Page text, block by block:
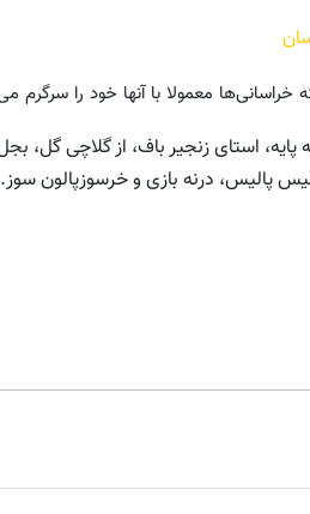
خراسانی‌ها معمولا با آنها خود را سرگرم
پایه، استای زنجیر باف، از گلاچی گل،
پالیس، درنه بازی و خرسوزپالون سوز.